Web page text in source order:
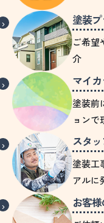
塗装
ご希望
介
マイ
塗装前
ョンで
スタ
塗装工
アルに
お客